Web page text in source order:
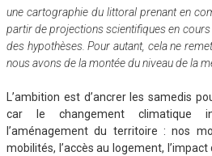
une cartographie du littoral prenant en
partir de projections scientifiques en
des hypothèses. Pour autant, cela ne
nous avons de la montée du niveau de la
L’ambition est d’ancrer les samedis
car le changement climatique
l’aménagement du territoire : nos
mobilités, l’accès au logement,